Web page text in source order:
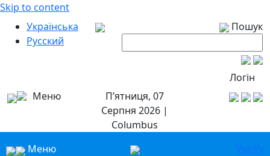
Skip to content
Українська
Русский
Пошук
Логін
Меню
П’ятниця, 07
Серпня 2026 |
Columbus
Меню
УкрРу